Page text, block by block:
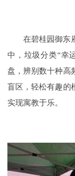
在碧桂园御东
中，垃圾分类“幸
盘，辨别数十种高
盲区，轻松有趣的
实现寓教于乐。